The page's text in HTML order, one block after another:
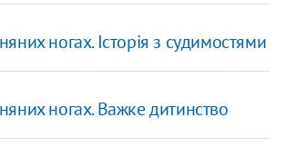
ногах. Історія з судимостями
ногах. Важке дитинство